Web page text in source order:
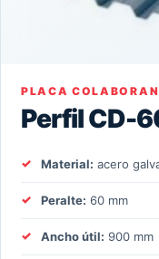
PLACA
Perfil CD-
Material: acero
Peralte: 60 mm
Ancho útil: 900 mm